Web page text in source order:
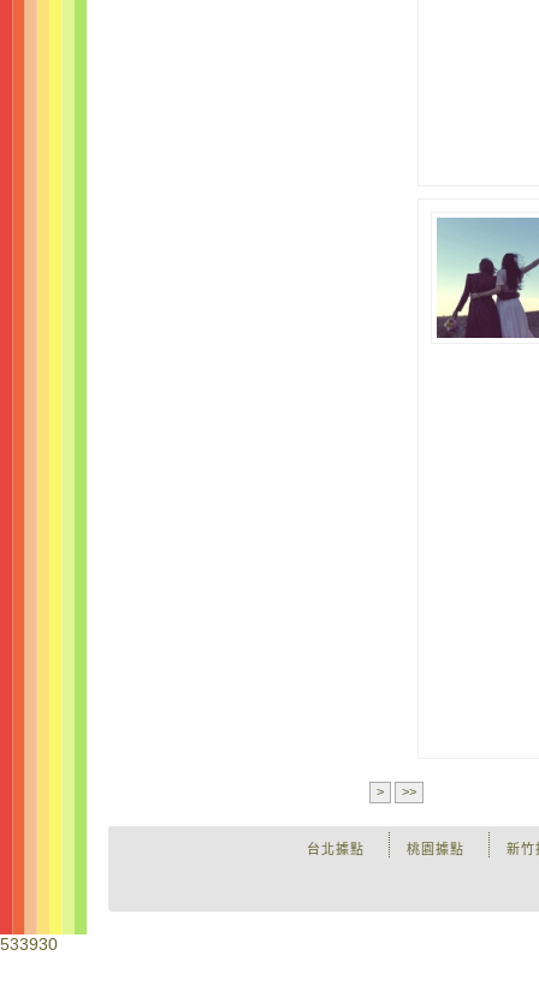
> >>
新竹
桃園據點
台北據點
533930